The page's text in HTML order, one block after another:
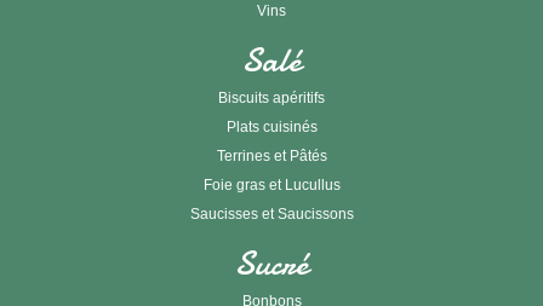
Vins
Salé
Biscuits apéritifs
Plats cuisinés
Terrines et Pâtés
Foie gras et Lucullus
Saucisses et Saucissons
Sucré
Bonbons